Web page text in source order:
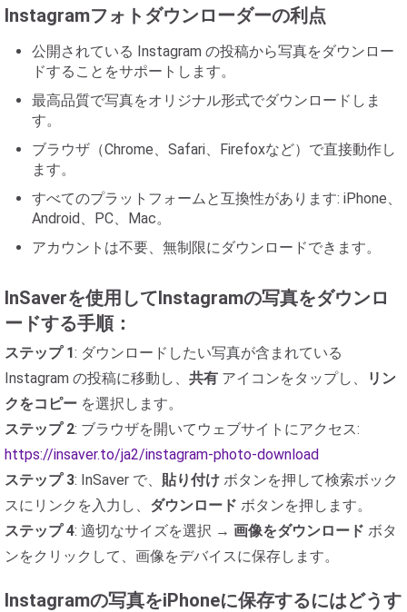
Instagramフォトダウンローダーの利点
公開されている Instagram の投稿から写真をダウンロー
ドすることをサポートします。
最高品質で写真をオリジナル形式でダウンロードしま
す。
ブラウザ（Chrome、Safari、Firefoxなど）で直接動作し
ます。
すべてのプラットフォームと互換性があります: iPhone、
Android、PC、Mac。
アカウントは不要、無制限にダウンロードできます。
InSaverを使用してInstagramの写真をダウンロ
ードする手順：
ステップ 1: ダウンロードしたい写真が含まれている
Instagram の投稿に移動し、 共有 アイコンをタップし、
リン
クをコピー を選択します。
ステップ 2: ブラウザを開いてウェブサイトにアクセス:
https://insaver.to/ja2/instagram-photo-download
ステップ 3: InSaver で、 貼り付け ボタンを押して検索ボック
スにリンクを入力し、 ダウンロード ボタンを押します。
ステップ 4: 適切なサイズを選択 → 画像をダウンロード ボタ
ンをクリックして、画像をデバイスに保存します。
Instagramの写真をiPhoneに保存するにはどうす